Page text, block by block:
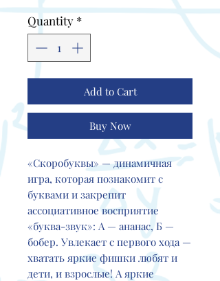
Quantity *
Add to Cart
Buy Now
«Скоробуквы» — динамичная
игра, которая познакомит с
буквами и закрепит
ассоциативное восприятие
«буква-звук»: А — ананас, Б —
бобер. Увлекает с первого хода —
хватать яркие фишки любят и
дети, и взрослые! А яркие